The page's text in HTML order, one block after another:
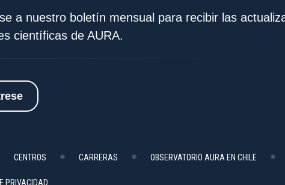
a nuestro boletín mensual para recibir las
científicas de AURA.
CENTROS CARRERAS OBSERVATORIO AURA EN CHILE
PRIVACIDAD